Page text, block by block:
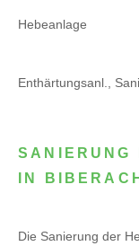
Hebeanlage
Enthärtungsanl.,
SANIERUNG
IN BIBERACH
Die Sanierung der